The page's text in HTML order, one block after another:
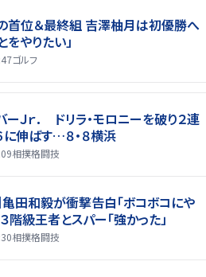
首位＆最終組 吉澤柚月は初優勝へ
をやりたい」
ゴルフ
ーＪｒ． ドリラ・モロニーを破り２連
に伸ばす…８・８横浜
相撲格闘技
亀田和毅が衝撃告白「ボコボコにや
階級王者とスパー「強かった」
相撲格闘技